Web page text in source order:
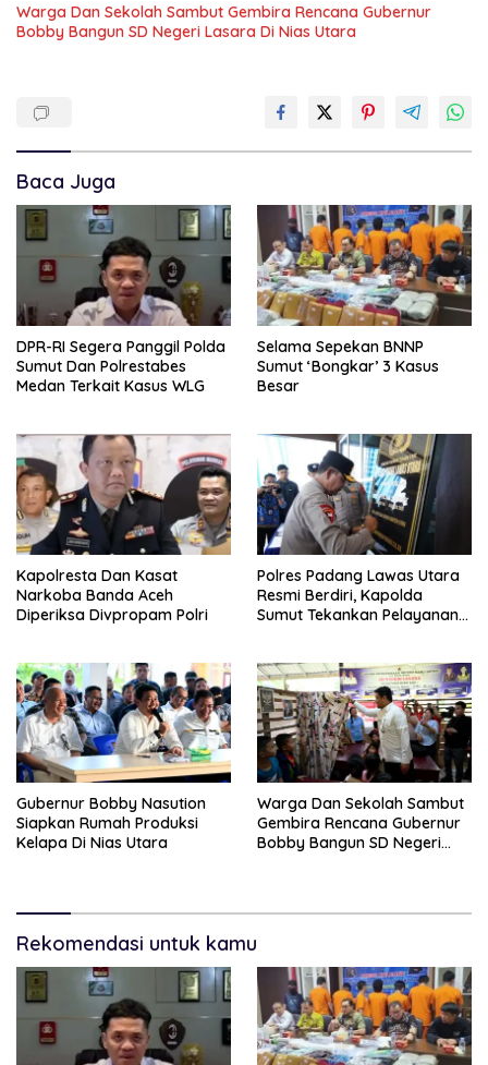
Warga Dan Sekolah Sambut Gembira Rencana Gubernur
Bobby Bangun SD Negeri Lasara Di Nias Utara
Baca Juga
DPR-RI Segera Panggil Polda
Sumut Dan Polrestabes
Medan Terkait Kasus WLG
Selama Sepekan BNNP
Sumut ‘Bongkar’ 3 Kasus
Besar
Kapolresta Dan Kasat
Narkoba Banda Aceh
Diperiksa Divpropam Polri
Polres Padang Lawas Utara
Resmi Berdiri, Kapolda
Sumut Tekankan Pelayanan
Gubernur Bobby Nasution
Siapkan Rumah Produksi
Kelapa Di Nias Utara
Warga Dan Sekolah Sambut
Gembira Rencana Gubernur
Bobby Bangun SD Negeri
Rekomendasi untuk kamu